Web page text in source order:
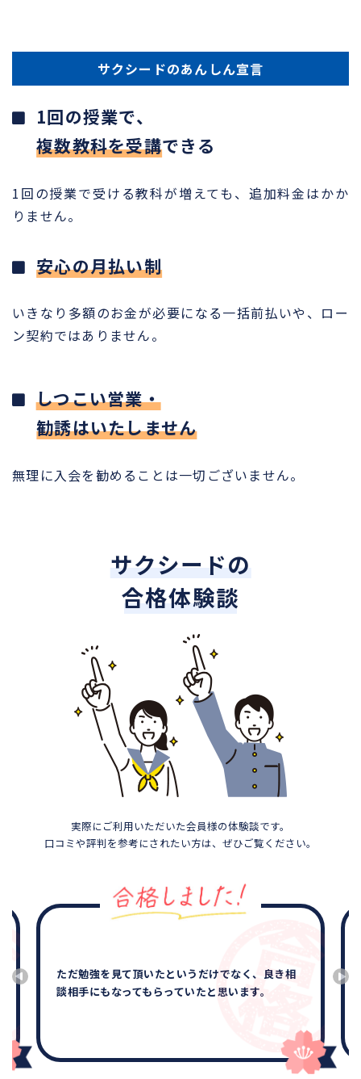
サクシードのあんしん宣言
1回の授業で、
複数教科を受講できる
1回の授業で受ける教科が増えても、追加料金はかか
りません。
安心の月払い制
いきなり多額のお金が必要になる一括前払いや、ロー
ン契約ではありません。
しつこい営業・
勧誘はいたしません
無理に入会を勧めることは一切ございません。
サクシードの
合格体験談
実際にご利用いただいた会員様の体験談です。
口コミや評判を参考にされたい方は、ぜひご覧ください。
ただ勉強を見て頂いたというだけでなく、良き相
談相手にもなってもらっていたと思います。